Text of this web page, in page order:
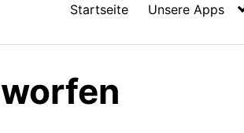
Startseite Unsere Apps